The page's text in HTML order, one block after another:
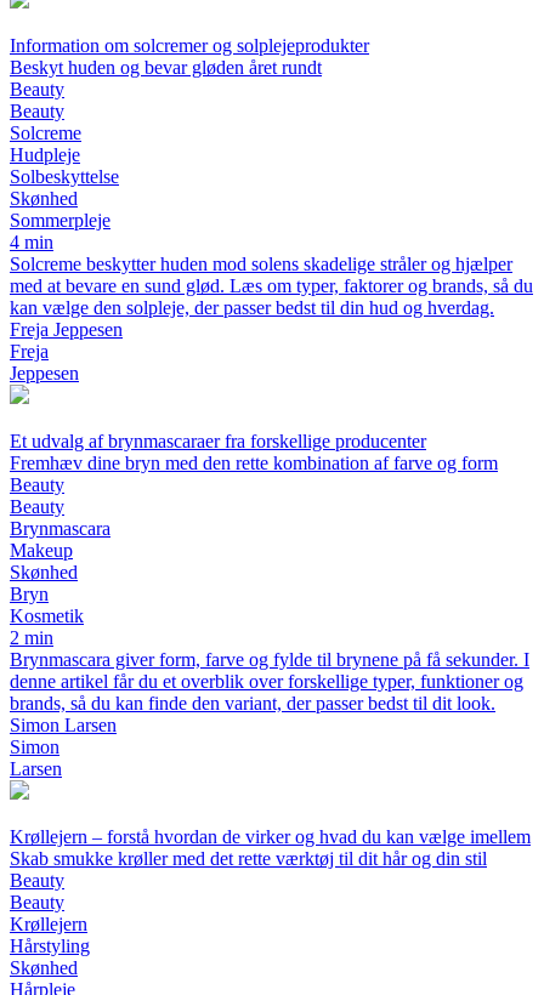
Information om solcremer og solplejeprodukter
Beskyt huden og bevar gløden året rundt
Beauty
Beauty
Solcreme
Hudpleje
Solbeskyttelse
Skønhed
Sommerpleje
4 min
Solcreme beskytter huden mod solens skadelige stråler og hjælper
med at bevare en sund glød. Læs om typer, faktorer og brands, så du
kan vælge den solpleje, der passer bedst til din hud og hverdag.
Freja Jeppesen
Freja
Jeppesen
Et udvalg af brynmascaraer fra forskellige producenter
Fremhæv dine bryn med den rette kombination af farve og form
Beauty
Beauty
Brynmascara
Makeup
Skønhed
Bryn
Kosmetik
2 min
Brynmascara giver form, farve og fylde til brynene på få sekunder. I
denne artikel får du et overblik over forskellige typer, funktioner og
brands, så du kan finde den variant, der passer bedst til dit look.
Simon Larsen
Simon
Larsen
Krøllejern – forstå hvordan de virker og hvad du kan vælge imellem
Skab smukke krøller med det rette værktøj til dit hår og din stil
Beauty
Beauty
Krøllejern
Hårstyling
Skønhed
Hårpleje